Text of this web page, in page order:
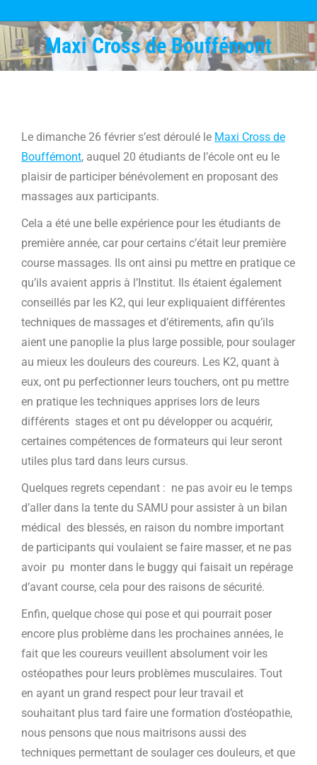
Maxi Cross de Bouffémont
Vous êtes ici :
Le dimanche 26 février s’est déroulé le Maxi Cross de
Bouffémont, auquel 20 étudiants de l’école ont eu le
plaisir de participer bénévolement en proposant des
massages aux participants.
Cela a été une belle expérience pour les étudiants de
première année, car pour certains c’était leur première
course massages. Ils ont ainsi pu mettre en pratique ce
qu’ils avaient appris à l’Institut. Ils étaient également
conseillés par les K2, qui leur expliquaient différentes
techniques de massages et d’étirements, afin qu’ils
aient une panoplie la plus large possible, pour soulager
au mieux les douleurs des coureurs. Les K2, quant à
eux, ont pu perfectionner leurs touchers, ont pu mettre
en pratique les techniques apprises lors de leurs
différents stages et ont pu développer ou acquérir,
certaines compétences de formateurs qui leur seront
utiles plus tard dans leurs cursus.
Quelques regrets cependant : ne pas avoir eu le temps
d’aller dans la tente du SAMU pour assister à un bilan
médical des blessés, en raison du nombre important
de participants qui voulaient se faire masser, et ne pas
avoir pu monter dans le buggy qui faisait un repérage
d’avant course, cela pour des raisons de sécurité.
Enfin, quelque chose qui pose et qui pourrait poser
encore plus problème dans les prochaines années, le
fait que les coureurs veuillent absolument voir les
ostéopathes pour leurs problèmes musculaires. Tout
en ayant un grand respect pour leur travail et
souhaitant plus tard faire une formation d’ostéopathie,
nous pensons que nous maitrisons aussi des
techniques permettant de soulager ces douleurs, et que